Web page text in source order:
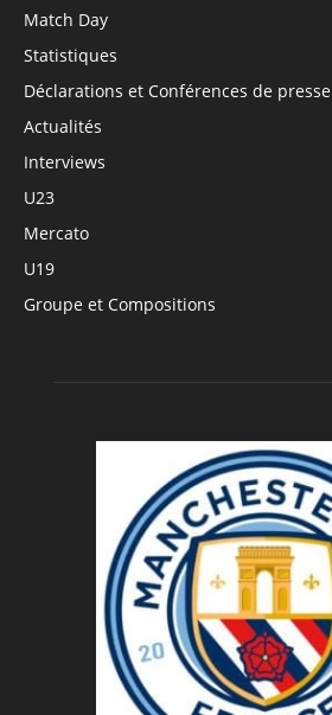
Match Day
Statistiques
Déclarations et Conférences de presse
Actualités
Interviews
U23
Mercato
U19
Groupe et Compositions